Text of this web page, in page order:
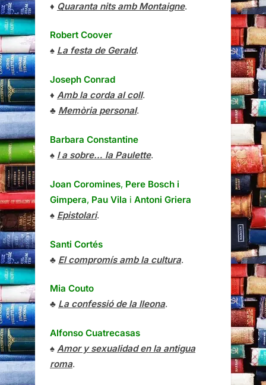
♦ Quaranta nits amb Montaigne.
Robert Coover
♠ La festa de Gerald.
Joseph Conrad
♦ Amb la corda al coll.
♣ Memòria personal.
Barbara Constantine
♠ I a sobre… la Paulette.
Joan Coromines, Pere Bosch i
Gimpera, Pau Vila i Antoni Griera
♠ Epistolari.
Santi Cortés
♣ El compromís amb la cultura.
Mia Couto
♣ La confessió de la lleona.
Alfonso Cuatrecasas
♠ Amor y sexualidad en la antigua
roma.